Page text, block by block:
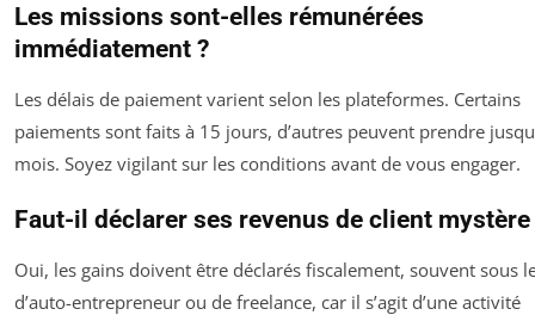
Les missions sont-elles rémunérées
immédiatement ?
Les délais de paiement varient selon les plateformes. Certains
paiements sont faits à 15 jours, d’autres peuvent prendre
mois. Soyez vigilant sur les conditions avant de vous engager.
Faut-il déclarer ses revenus de client mystère
Oui, les gains doivent être déclarés fiscalement, souvent sous
d’auto-entrepreneur ou de freelance, car il s’agit d’une activité